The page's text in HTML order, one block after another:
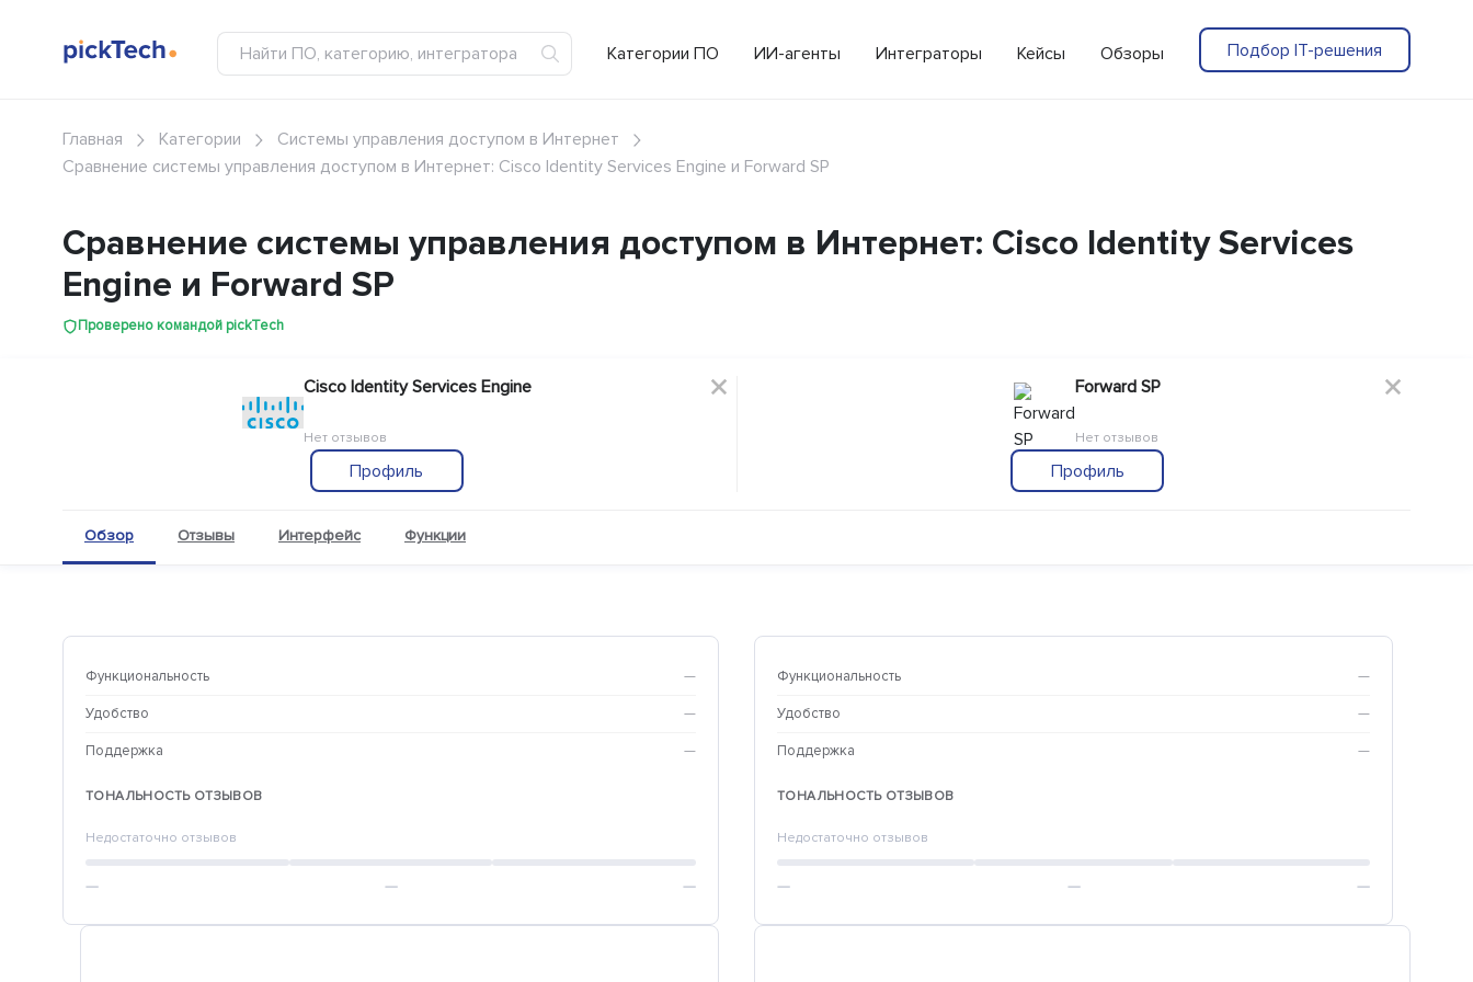
Категории ПО ИИ-агенты Интеграторы Кейсы Обзоры Подбор IT-решения
Главная Категории
Системы управления доступом в Интернет
Сравнение системы управления доступом в Интернет: Cisco Identity Services Engine и Forward SP
Сравнение системы управления доступом в Интернет: Cisco Identity Services
Engine и Forward SP
Проверено командой pickTech
Cisco Identity Services Engine
Нет отзывов
Профиль
Forward SP
Нет отзывов
Профиль
Обзор Отзывы Интерфейс Функции
Функциональность —
Удобство —
Поддержка —
ТОНАЛЬНОСТЬ ОТЗЫВОВ
Недостаточно отзывов
— — —
Функциональность —
Удобство —
Поддержка —
ТОНАЛЬНОСТЬ ОТЗЫВОВ
Недостаточно отзывов
— — —